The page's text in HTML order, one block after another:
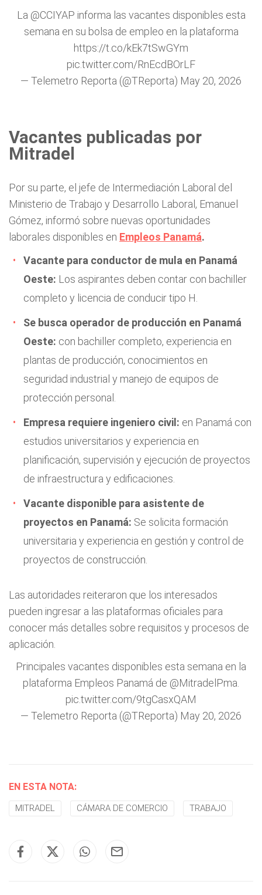
La @CCIYAP informa las vacantes disponibles esta
semana en su bolsa de empleo en la plataforma
https://t.co/kEk7tSwGYm
pic.twitter.com/RnEcdBOrLF
— Telemetro Reporta (@TReporta) May 20, 2026
Vacantes publicadas por
Mitradel
Por su parte, el jefe de Intermediación Laboral del
Ministerio de Trabajo y Desarrollo Laboral, Emanuel
Gómez, informó sobre nuevas oportunidades
laborales disponibles en Empleos Panamá.
Vacante para conductor de mula en Panamá
Oeste: Los aspirantes deben contar con bachiller
completo y licencia de conducir tipo H.
Se busca operador de producción en Panamá
Oeste: con bachiller completo, experiencia en
plantas de producción, conocimientos en
seguridad industrial y manejo de equipos de
protección personal.
Empresa requiere ingeniero civil: en Panamá con
estudios universitarios y experiencia en
planificación, supervisión y ejecución de proyectos
de infraestructura y edificaciones.
Vacante disponible para asistente de
proyectos en Panamá: Se solicita formación
universitaria y experiencia en gestión y control de
proyectos de construcción.
Las autoridades reiteraron que los interesados
pueden ingresar a las plataformas oficiales para
conocer más detalles sobre requisitos y procesos de
aplicación.
Principales vacantes disponibles esta semana en la
plataforma Empleos Panamá de @MitradelPma
pic.twitter.com/9tgCasxQAM
— Telemetro Reporta (@TReporta) May 20, 2026
EN ESTA NOTA:
MITRADEL CÁMARA DE COMERCIO TRABAJO